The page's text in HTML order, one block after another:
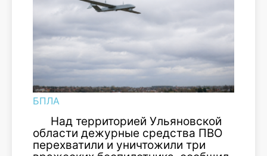
БПЛА
Над территорией Ульяновской
области дежурные средства ПВО
перехватили и уничтожили три